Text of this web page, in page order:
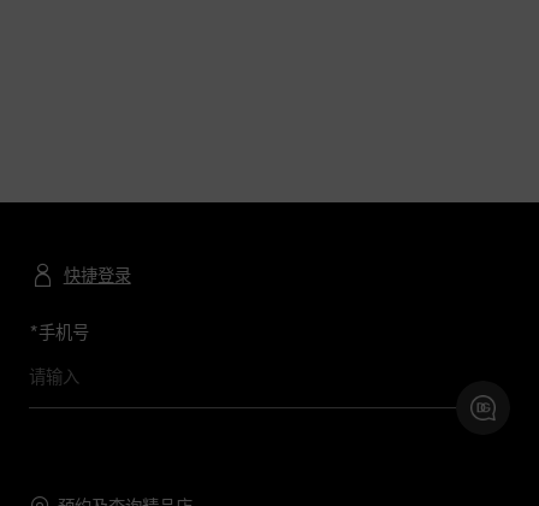
快捷登录
*手机号